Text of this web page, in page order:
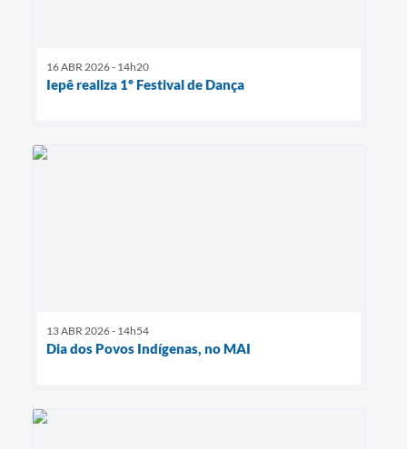
16 ABR 2026 - 14h20
Iepê realiza 1º Festival de Dança
13 ABR 2026 - 14h54
Dia dos Povos Indígenas, no MAI